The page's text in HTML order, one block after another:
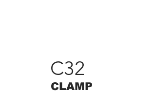
C32
CLAMP